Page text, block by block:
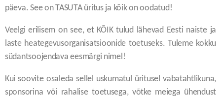
päeva. See on TASUTA üritus ja kõik on oodatud!
Veelgi erilisem on see, et KÕIK tulud lähevad Eesti naiste ja
laste heategevusorganisatsioonide toetuseks. Tuleme kokku
südantsoojendava eesmärgi nimel!
Kui soovite osaleda sellel uskumatul üritusel vabatahtlikuna,
sponsorina või rahalise toetusega, võtke meiega ühendust